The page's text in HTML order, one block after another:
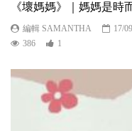
《壞媽媽》｜媽媽是時
編輯 SAMANTHA
17/
386
1